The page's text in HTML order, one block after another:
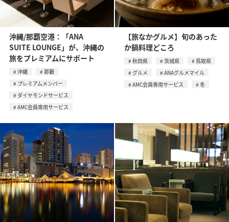
沖縄/那覇空港：「ANA
SUITE LOUNGE」が、沖縄の
旅をプレミアムにサポート
沖縄
那覇
プレミアムメンバー
ダイヤモンドサービス
AMC会員専用サービス
【旅なかグルメ】旬のあった
か鍋料理どころ
秋田県 茨城県
鳥取県
グルメ
ANAグルメマイル
AMC会員専用サービス
冬